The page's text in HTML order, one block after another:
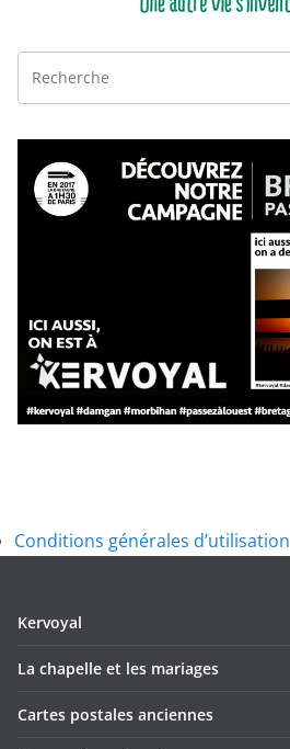
Conditions générales d’utilisation
Kervoyal
La chapelle et les mariages
Cartes postales anciennes